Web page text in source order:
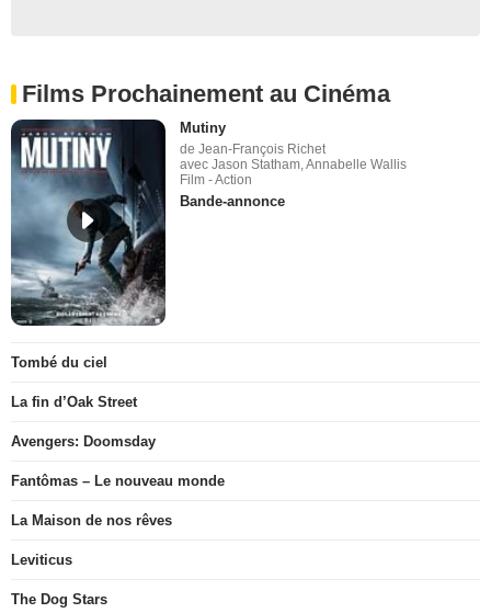
Films Prochainement au Cinéma
Mutiny
de Jean-François Richet
avec Jason Statham, Annabelle Wallis
Film - Action
Bande-annonce
Tombé du ciel
La fin d’Oak Street
Avengers: Doomsday
Fantômas – Le nouveau monde
La Maison de nos rêves
Leviticus
The Dog Stars